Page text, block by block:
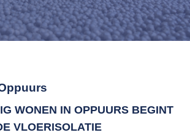
WONEN IN OPPUURS BEGINT
VLOERISOLATIE